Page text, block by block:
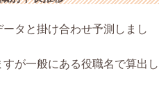
タと掛け合わせ予測しまし
が一般にある役職名で算出し